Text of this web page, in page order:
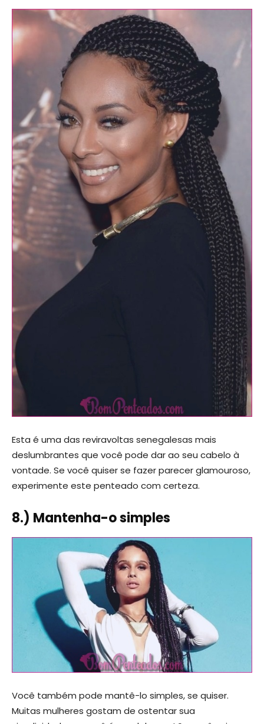
Esta é uma das reviravoltas senegalesas mais
deslumbrantes que você pode dar ao seu cabelo à
vontade. Se você quiser se fazer parecer glamouroso,
experimente este penteado com certeza.
8.) Mantenha-o simples
Você também pode mantê-lo simples, se quiser.
Muitas mulheres gostam de ostentar sua